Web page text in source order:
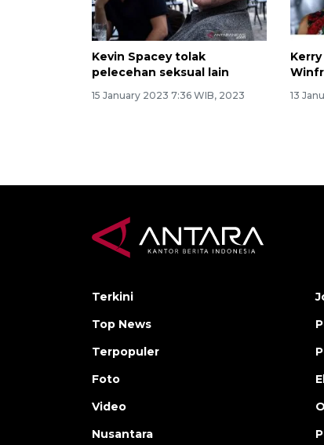
Kevin Spacey tolak
pelecehan seksual lain
15 January 2023 7:36 WIB, 2023 13
Terkini
Top News
Terpopuler
Foto
Video
Nusantara